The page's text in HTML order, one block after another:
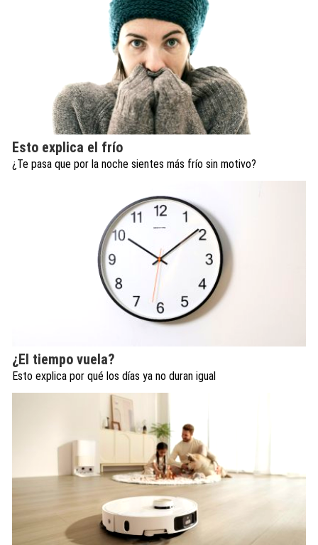
Esto explica el frío
¿Te pasa que por la noche sientes más frío sin motivo?
¿El tiempo vuela?
Esto explica por qué los días ya no duran igual